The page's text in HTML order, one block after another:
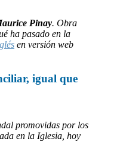
Pinay. Obra
ha pasado en la
en versión web
igual que
promovidas por los
en la Iglesia, hoy